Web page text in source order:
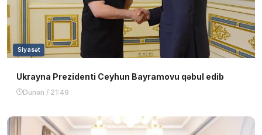
Siyasət
Ukrayna Prezidenti Ceyhun Bayramovu qəbul edib
Dünən / 21:49